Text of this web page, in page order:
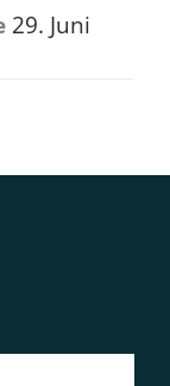
29. Juni